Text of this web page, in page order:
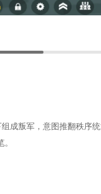
成叛军，意图推翻秩